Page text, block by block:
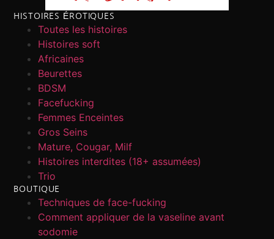
HISTOIRES ÉROTIQUES
Toutes les histoires
Histoires soft
Africaines
Beurettes
BDSM
Facefucking
Femmes Enceintes
Gros Seins
Mature, Cougar, Milf
Histoires interdites (18+ assumées)
Trio
BOUTIQUE
Techniques de face-fucking
Comment appliquer de la vaseline avant
sodomie